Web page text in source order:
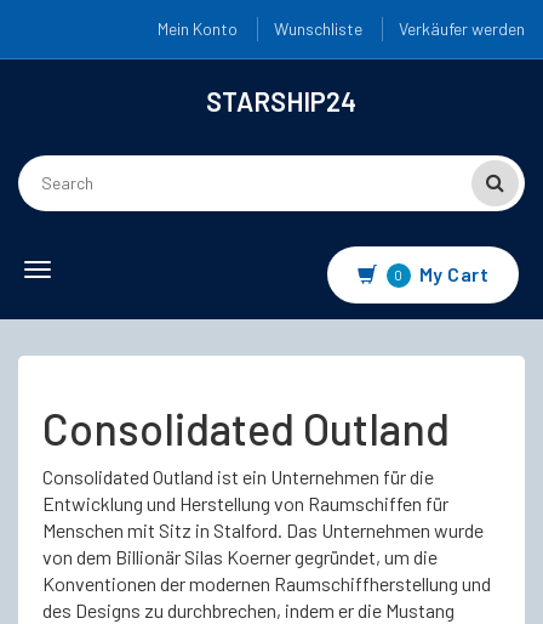
Mein Konto Wunschliste Verkäufer werden
STARSHIP24
Toggle
0 My Cart
Consolidated Outland
Consolidated Outland ist ein Unternehmen für die
Entwicklung und Herstellung von Raumschiffen für
Menschen mit Sitz in Stalford. Das Unternehmen wurde
von dem Billionär Silas Koerner gegründet, um die
Konventionen der modernen Raumschiffherstellung und
des Designs zu durchbrechen, indem er die Mustang